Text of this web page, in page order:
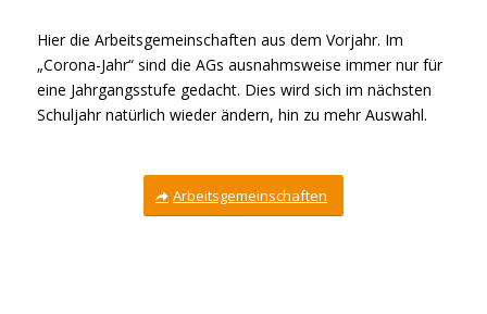
Hier die Arbeitsgemeinschaften aus dem Vorjahr. Im
„Corona-Jahr“ sind die AGs ausnahmsweise immer nur für
eine Jahrgangsstufe gedacht. Dies wird sich im nächsten
Schuljahr natürlich wieder ändern, hin zu mehr Auswahl.
Arbeitsgemeinschaften